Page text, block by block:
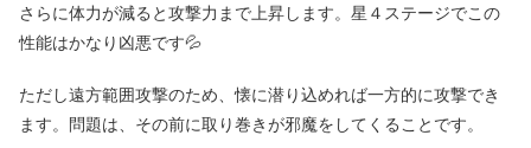
さらに体力が減ると攻撃力まで上昇します。星４ステージでこの
性能はかなり凶悪です💦
ただし遠方範囲攻撃のため、懐に潜り込めれば一方的に攻撃でき
ます。問題は、その前に取り巻きが邪魔をしてくることです。